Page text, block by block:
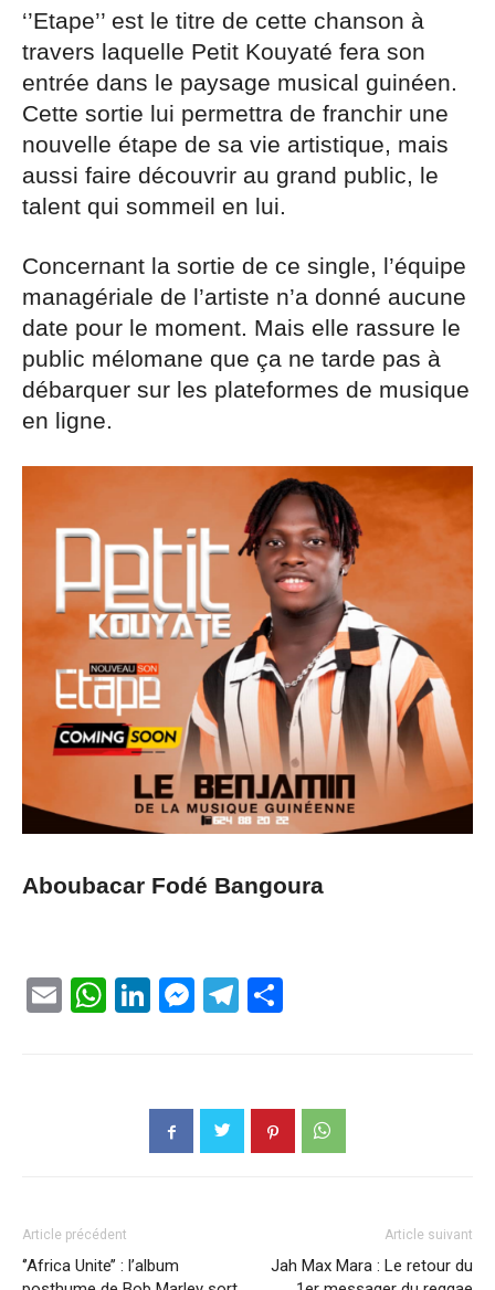
‘’Etape’’ est le titre de cette chanson à
travers laquelle Petit Kouyaté fera son
entrée dans le paysage musical guinéen.
Cette sortie lui permettra de franchir une
nouvelle étape de sa vie artistique, mais
aussi faire découvrir au grand public, le
talent qui sommeil en lui.
Concernant la sortie de ce single, l’équipe
managériale de l’artiste n’a donné aucune
date pour le moment. Mais elle rassure le
public mélomane que ça ne tarde pas à
débarquer sur les plateformes de musique
en ligne.
Aboubacar Fodé Bangoura
EmailWhatsApp
LinkedIn
Messenger
Telegram
Article précédent
‘’Africa Unite’’ : l’album
Article suivant
Jah Max Mara : Le retour du